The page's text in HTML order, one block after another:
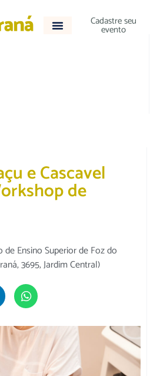
Cadastre seu
evento
e Cascavel
de
Ensino Superior de Foz do
3695, Jardim Central)